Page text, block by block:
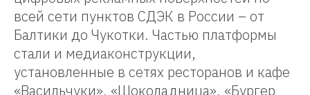
всей сети пунктов СДЭК в России – от
Балтики до Чукотки. Частью платформы
стали и медиаконструкции,
установленные в сетях ресторанов и кафе
«Васильчуки», «Шоколадница», «Бургер